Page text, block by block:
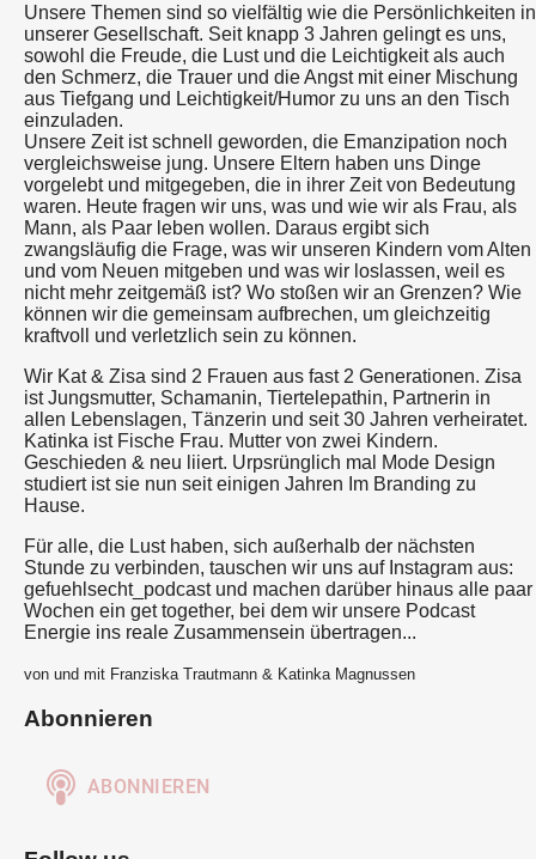
Unsere Themen sind so vielfältig wie die Persönlichkeiten in
unserer Gesellschaft. Seit knapp 3 Jahren gelingt es uns,
sowohl die Freude, die Lust und die Leichtigkeit als auch
den Schmerz, die Trauer und die Angst mit einer Mischung
aus Tiefgang und Leichtigkeit/Humor zu uns an den Tisch
einzuladen.
Unsere Zeit ist schnell geworden, die Emanzipation noch
vergleichsweise jung. Unsere Eltern haben uns Dinge
vorgelebt und mitgegeben, die in ihrer Zeit von Bedeutung
waren. Heute fragen wir uns, was und wie wir als Frau, als
Mann, als Paar leben wollen. Daraus ergibt sich
zwangsläufig die Frage, was wir unseren Kindern vom Alten
und vom Neuen mitgeben und was wir loslassen, weil es
nicht mehr zeitgemäß ist? Wo stoßen wir an Grenzen? Wie
können wir die gemeinsam aufbrechen, um gleichzeitig
kraftvoll und verletzlich sein zu können.
Wir Kat & Zisa sind 2 Frauen aus fast 2 Generationen. Zisa
ist Jungsmutter, Schamanin, Tiertelepathin, Partnerin in
allen Lebenslagen, Tänzerin und seit 30 Jahren verheiratet.
Katinka ist Fische Frau. Mutter von zwei Kindern.
Geschieden & neu liiert. Urpsrünglich mal Mode Design
studiert ist sie nun seit einigen Jahren Im Branding zu
Hause.
Für alle, die Lust haben, sich außerhalb der nächsten
Stunde zu verbinden, tauschen wir uns auf Instagram aus:
gefuehlsecht_podcast und machen darüber hinaus alle paar
Wochen ein get together, bei dem wir unsere Podcast
Energie ins reale Zusammensein übertragen...
von und mit Franziska Trautmann & Katinka Magnussen
Abonnieren